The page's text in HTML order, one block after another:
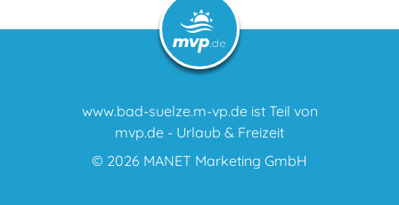
www.bad-suelze.m-vp.de ist Teil von
mvp.de - Urlaub & Freizeit
© 2026 MANET Marketing GmbH